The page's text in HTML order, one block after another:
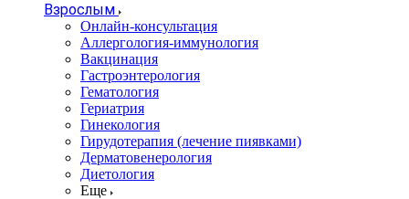
Взрослым
Онлайн-консультация
Аллергология-иммунология
Вакцинация
Гастроэнтерология
Гематология
Гериатрия
Гинекология
Гирудотерапия (лечение пиявками)
Дерматовенерология
Диетология
Еще